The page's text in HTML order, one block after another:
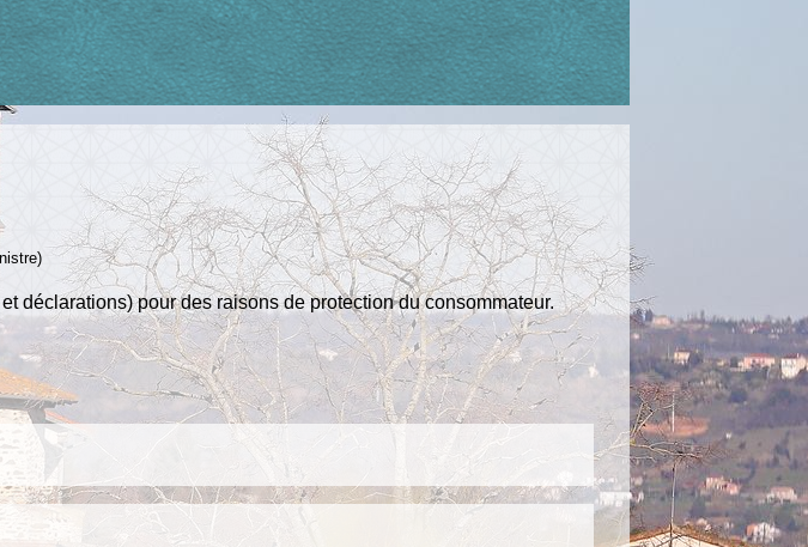
déclarations) pour des raisons de protection du consommateur.